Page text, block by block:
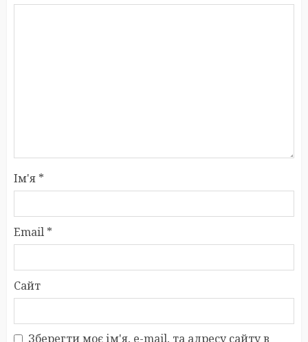
Ім'я *
Email *
Сайт
Зберегти моє ім'я, e-mail, та адресу сайту в